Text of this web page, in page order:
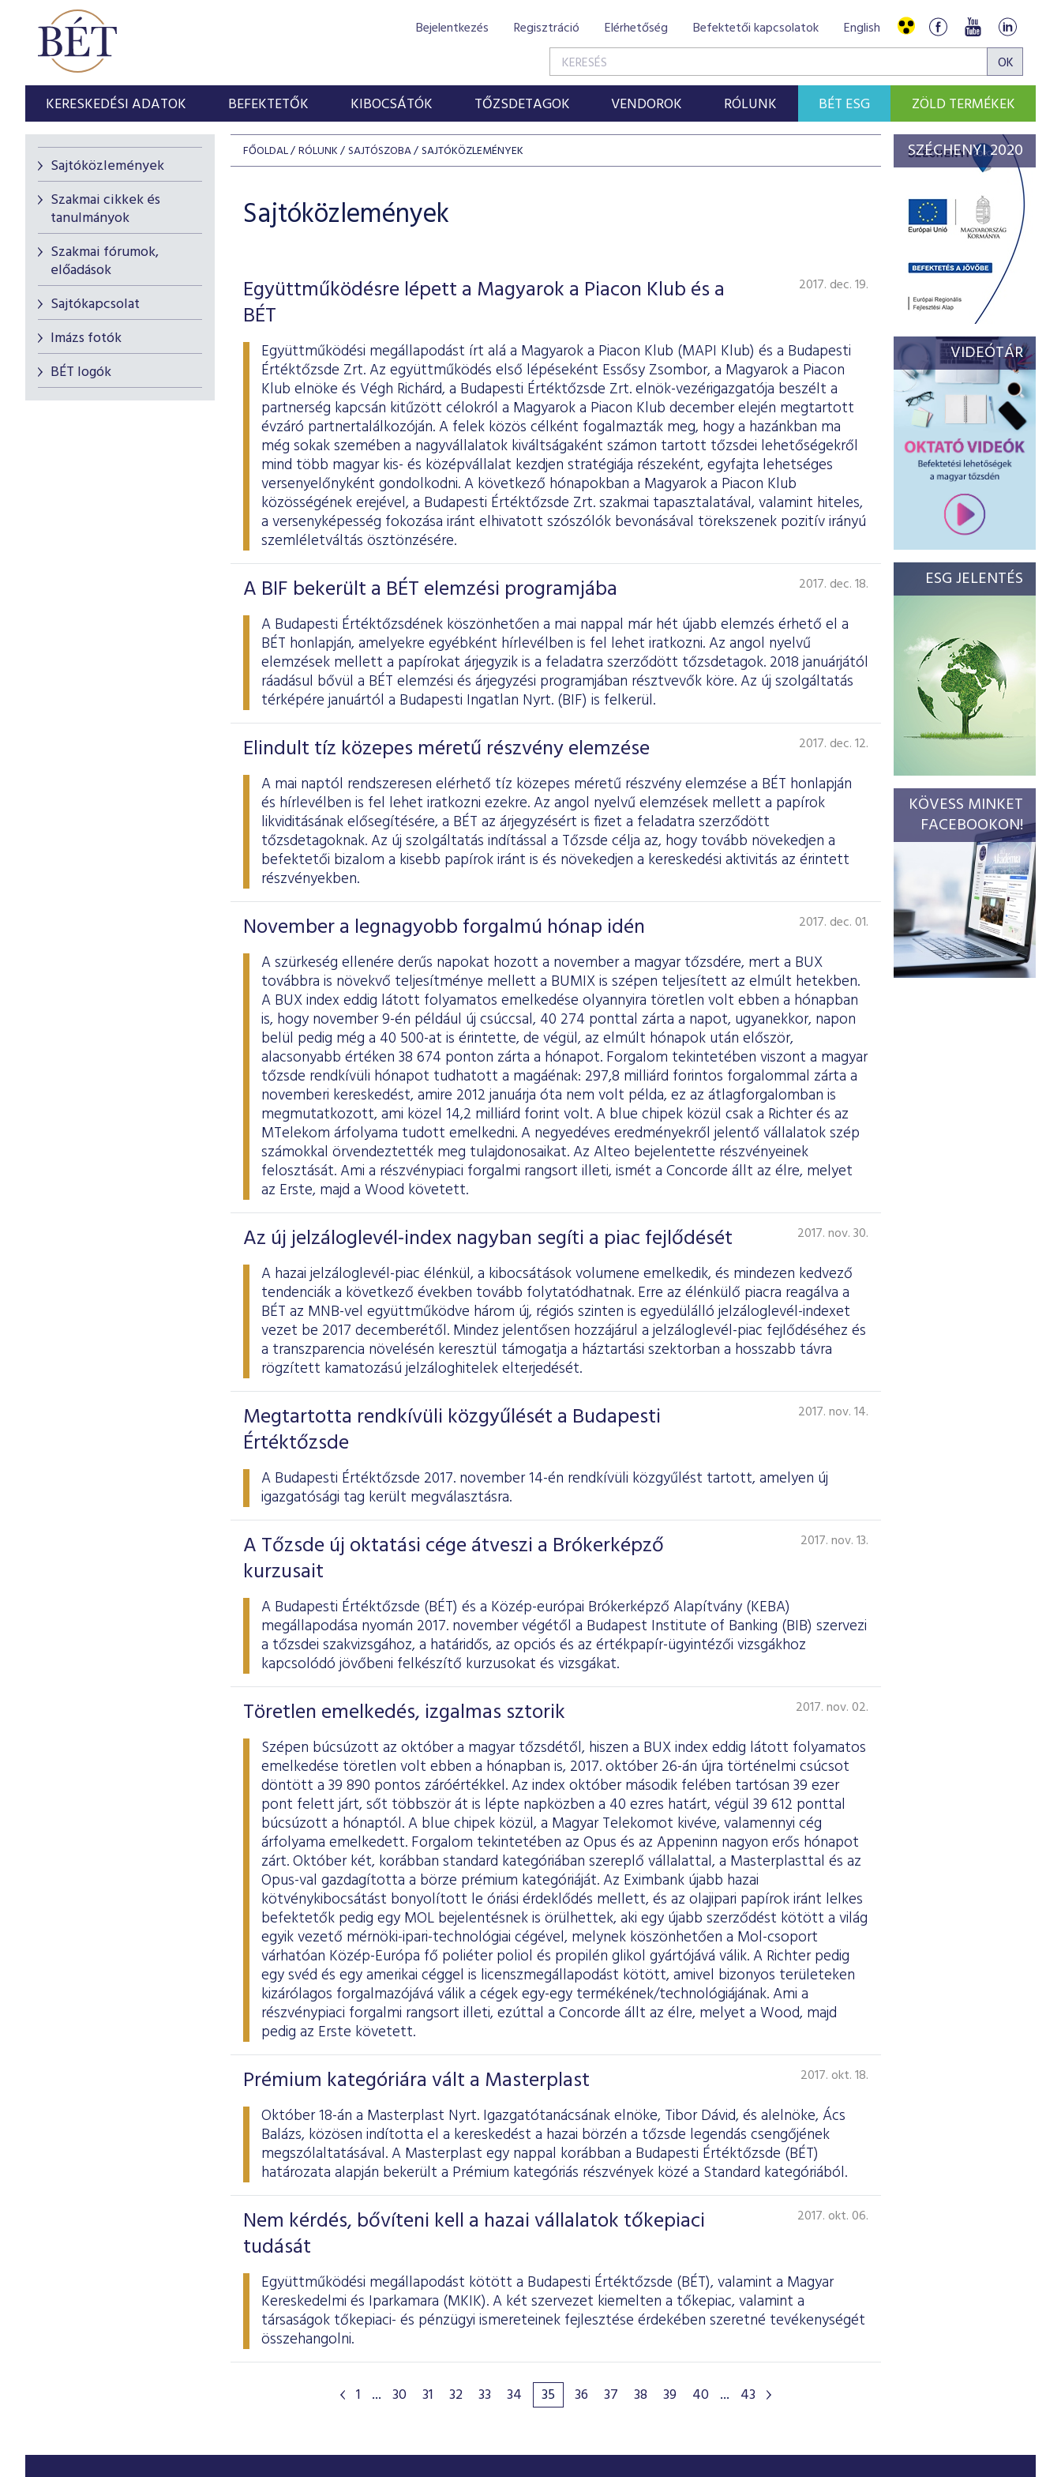
Bejelentkezés Regisztráció Elérhetőség Befektetői kapcsolatok English
KERESKEDÉSI ADATOK BEFEKTETŐK KIBOCSÁTÓK TŐZSDETAGOK VENDOROK RÓLUNK BÉT ESG ZÖLD TERMÉKEK
Sajtóközlemények
Szakmai cikkek és
tanulmányok
Szakmai fórumok,
előadások
Sajtókapcsolat
Imázs fotók
BÉT logók
FŐOLDAL RÓLUNK SAJTÓSZOBA SAJTÓKÖZLEMÉNYEK
Sajtóközlemények
Együttműködésre lépett a Magyarok a Piacon Klub és a
BÉT
2017. dec. 19.
Együttműködési megállapodást írt alá a Magyarok a Piacon Klub (MAPI Klub) és a Budapesti
Értéktőzsde Zrt. Az együttműködés első lépéseként Essősy Zsombor, a Magyarok a Piacon
Klub elnöke és Végh Richárd, a Budapesti Értéktőzsde Zrt. elnök-vezérigazgatója beszélt a
partnerség kapcsán kitűzött célokról a Magyarok a Piacon Klub december elején megtartott
évzáró partnertalálkozóján. A felek közös célként fogalmazták meg, hogy a hazánkban ma
még sokak szemében a nagyvállalatok kiváltságaként számon tartott tőzsdei lehetőségekről
mind több magyar kis- és középvállalat kezdjen stratégiája részeként, egyfajta lehetséges
versenyelőnyként gondolkodni. A következő hónapokban a Magyarok a Piacon Klub
közösségének erejével, a Budapesti Értéktőzsde Zrt. szakmai tapasztalatával, valamint hiteles,
a versenyképesség fokozása iránt elhivatott szószólók bevonásával törekszenek pozitív irányú
szemléletváltás ösztönzésére.
A BIF bekerült a BÉT elemzési programjába 2017. dec. 18.
A Budapesti Értéktőzsdének köszönhetően a mai nappal már hét újabb elemzés érhető el a
BÉT honlapján, amelyekre egyébként hírlevélben is fel lehet iratkozni. Az angol nyelvű
elemzések mellett a papírokat árjegyzik is a feladatra szerződött tőzsdetagok. 2018 januárjától
ráadásul bővül a BÉT elemzési és árjegyzési programjában résztvevők köre. Az új szolgáltatás
térképére januártól a Budapesti Ingatlan Nyrt. (BIF) is felkerül.
Elindult tíz közepes méretű részvény elemzése 2017. dec. 12.
A mai naptól rendszeresen elérhető tíz közepes méretű részvény elemzése a BÉT honlapján
és hírlevélben is fel lehet iratkozni ezekre. Az angol nyelvű elemzések mellett a papírok
likviditásának elősegítésére, a BÉT az árjegyzésért is fizet a feladatra szerződött
tőzsdetagoknak. Az új szolgáltatás indítással a Tőzsde célja az, hogy tovább növekedjen a
befektetői bizalom a kisebb papírok iránt is és növekedjen a kereskedési aktivitás az érintett
részvényekben.
November a legnagyobb forgalmú hónap idén 2017. dec. 01.
A szürkeség ellenére derűs napokat hozott a november a magyar tőzsdére, mert a BUX
továbbra is növekvő teljesítménye mellett a BUMIX is szépen teljesített az elmúlt hetekben.
A BUX index eddig látott folyamatos emelkedése olyannyira töretlen volt ebben a hónapban
is, hogy november 9-én például új csúccsal, 40 274 ponttal zárta a napot, ugyanekkor, napon
belül pedig még a 40 500-at is érintette, de végül, az elmúlt hónapok után először,
alacsonyabb értéken 38 674 ponton zárta a hónapot. Forgalom tekintetében viszont a magyar
tőzsde rendkívüli hónapot tudhatott a magáénak: 297,8 milliárd forintos forgalommal zárta a
novemberi kereskedést, amire 2012 januárja óta nem volt példa, ez az átlagforgalomban is
megmutatkozott, ami közel 14,2 milliárd forint volt. A blue chipek közül csak a Richter és az
MTelekom árfolyama tudott emelkedni. A negyedéves eredményekről jelentő vállalatok szép
számokkal örvendeztették meg tulajdonosaikat. Az Alteo bejelentette részvényeinek
felosztását. Ami a részvénypiaci forgalmi rangsort illeti, ismét a Concorde állt az élre, melyet
az Erste, majd a Wood követett.
Az új jelzáloglevél-index nagyban segíti a piac fejlődését 2017. nov. 30.
A hazai jelzáloglevél-piac élénkül, a kibocsátások volumene emelkedik, és mindezen kedvező
tendenciák a következő években tovább folytatódhatnak. Erre az élénkülő piacra reagálva a
BÉT az MNB-vel együttműködve három új, régiós szinten is egyedülálló jelzáloglevél-indexet
vezet be 2017 decemberétől. Mindez jelentősen hozzájárul a jelzáloglevél-piac fejlődéséhez és
a transzparencia növelésén keresztül támogatja a háztartási szektorban a hosszabb távra
rögzített kamatozású jelzáloghitelek elterjedését.
Megtartotta rendkívüli közgyűlését a Budapesti
Értéktőzsde
2017. nov. 14.
A Budapesti Értéktőzsde 2017. november 14-én rendkívüli közgyűlést tartott, amelyen új
igazgatósági tag került megválasztásra.
A Tőzsde új oktatási cége átveszi a Brókerképző
kurzusait
2017. nov. 13.
A Budapesti Értéktőzsde (BÉT) és a Közép-európai Brókerképző Alapítvány (KEBA)
megállapodása nyomán 2017. november végétől a Budapest Institute of Banking (BIB) szervezi
a tőzsdei szakvizsgához, a határidős, az opciós és az értékpapír-ügyintézői vizsgákhoz
kapcsolódó jövőbeni felkészítő kurzusokat és vizsgákat.
Töretlen emelkedés, izgalmas sztorik 2017. nov. 02.
Szépen búcsúzott az október a magyar tőzsdétől, hiszen a BUX index eddig látott folyamatos
emelkedése töretlen volt ebben a hónapban is, 2017. október 26-án újra történelmi csúcsot
döntött a 39 890 pontos záróértékkel. Az index október második felében tartósan 39 ezer
pont felett járt, sőt többször át is lépte napközben a 40 ezres határt, végül 39 612 ponttal
búcsúzott a hónaptól. A blue chipek közül, a Magyar Telekomot kivéve, valamennyi cég
árfolyama emelkedett. Forgalom tekintetében az Opus és az Appeninn nagyon erős hónapot
zárt. Október két, korábban standard kategóriában szereplő vállalattal, a Masterplasttal és az
Opus-val gazdagította a börze prémium kategóriáját. Az Eximbank újabb hazai
kötvénykibocsátást bonyolított le óriási érdeklődés mellett, és az olajipari papírok iránt lelkes
befektetők pedig egy MOL bejelentésnek is örülhettek, aki egy újabb szerződést kötött a világ
egyik vezető mérnöki-ipari-technológiai cégével, melynek köszönhetően a Mol-csoport
várhatóan Közép-Európa fő poliéter poliol és propilén glikol gyártójává válik. A Richter pedig
egy svéd és egy amerikai céggel is licenszmegállapodást kötött, amivel bizonyos területeken
kizárólagos forgalmazójává válik a cégek egy-egy termékének/technológiájának. Ami a
részvénypiaci forgalmi rangsort illeti, ezúttal a Concorde állt az élre, melyet a Wood, majd
pedig az Erste követett.
Prémium kategóriára vált a Masterplast 2017. okt. 18.
Október 18-án a Masterplast Nyrt. Igazgatótanácsának elnöke, Tibor Dávid, és alelnöke, Ács
Balázs, közösen indította el a kereskedést a hazai börzén a tőzsde legendás csengőjének
megszólaltatásával. A Masterplast egy nappal korábban a Budapesti Értéktőzsde (BÉT)
határozata alapján bekerült a Prémium kategóriás részvények közé a Standard kategóriából.
Nem kérdés, bővíteni kell a hazai vállalatok tőkepiaci
tudását
2017. okt. 06.
Együttműködési megállapodást kötött a Budapesti Értéktőzsde (BÉT), valamint a Magyar
Kereskedelmi és Iparkamara (MKIK). A két szervezet kiemelten a tőkepiac, valamint a
társaságok tőkepiaci- és pénzügyi ismereteinek fejlesztése érdekében szeretné tevékenységét
összehangolni.
1 ... 30 31 32 33 34 35 36 37 38 39 40 ... 43
SZÉCHENYI 2020
VIDEÓTÁR
ESG JELENTÉS
KÖVESS MINKET
FACEBOOKON!